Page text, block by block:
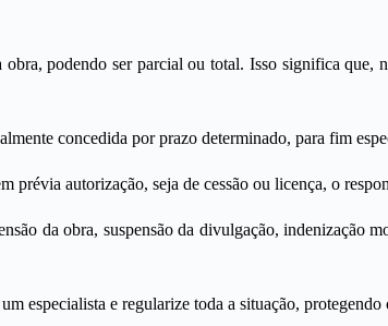
podendo ser parcial ou total. Isso significa
concedida por prazo determinado, para fim
prévia autorização, seja de cessão ou licença, o
da obra, suspensão da divulgação, indenização
especialista e regularize toda a situação,